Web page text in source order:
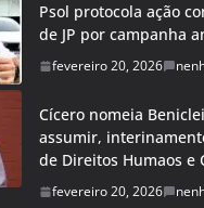
Psol protocola ação
de JP por campanha
fevereiro 20, 2026
Cícero nomeia
assumir,
de Direitos Humaos e
fevereiro 20, 2026